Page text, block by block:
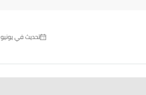
تحديث في يونيو 6, 2024 في 1:53 م